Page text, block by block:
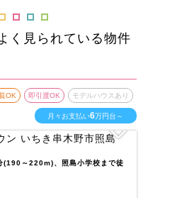
く見られている物件
OK 即引渡OK モデルハウスあり
月々お支払い6万円台～
(190～220m)、照島小学校まで徒